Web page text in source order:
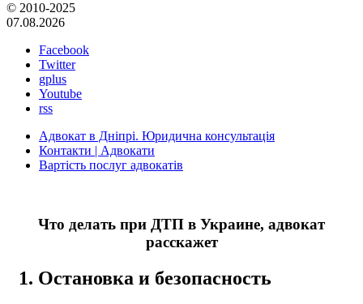
© 2010-2025
07.08.2026
Facebook
Twitter
gplus
Youtube
rss
Адвокат в Дніпрі. Юридична консультація
Контакти | Адвокати
Вартість послуг адвокатів
Что делать при ДТП в Украине, адвокат
расскажет
1. Остановка и безопасность